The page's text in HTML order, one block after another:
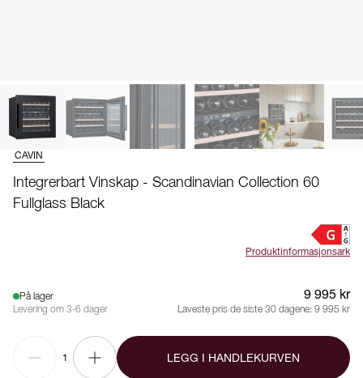
CAVIN
Integrerbart Vinskap - Scandinavian Collection 60
Fullglass Black
Produktinformasjonsark
På lager
Levering om 3-6 dager
9 995 kr
Laveste pris de siste 30 dagene: 9 995 kr
1 LEGG I HANDLEKURVEN